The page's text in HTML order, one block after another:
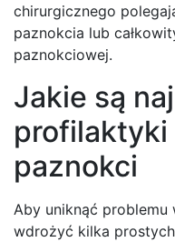
chirurgicznego
paznokcia lub
paznokciowej.
Jakie są
profilaktyki
paznokci
Aby uniknąć
wdrożyć kilka